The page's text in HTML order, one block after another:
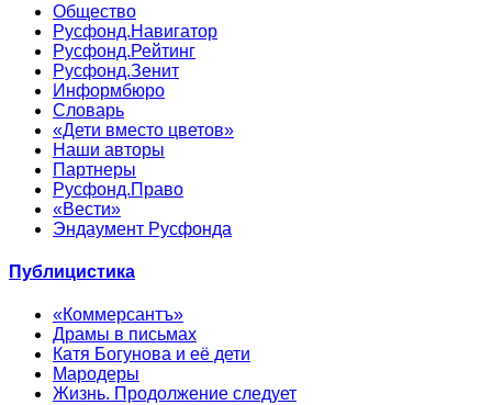
Общество
Русфонд.Навигатор
Русфонд.Рейтинг
Русфонд.Зенит
Информбюро
Словарь
«Дети вместо цветов»
Наши авторы
Партнеры
Русфонд.Право
«Вести»
Эндаумент Русфонда
Публицистика
«Коммерсантъ»
Драмы в письмах
Катя Богунова и её дети
Мародеры
Жизнь. Продолжение следует